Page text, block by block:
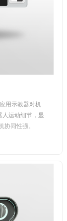
用示教器对机
人运动细节，显
协同性强。